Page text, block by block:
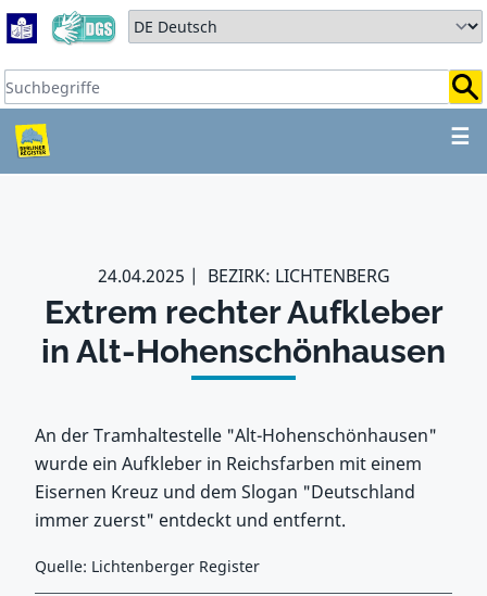
Zum Hauptbereich springen
Zum Hauptmenü springen
Sprache auswählen:
Suchbegriffe:
☰
ZUM HAUPTBEREICH
24.04.2025 BEZIRK: LICHTENBERG
Extrem rechter Aufkleber
in Alt-Hohenschönhausen
An der Tramhaltestelle "Alt-Hohenschönhausen"
wurde ein Aufkleber in Reichsfarben mit einem
Eisernen Kreuz und dem Slogan "Deutschland
immer zuerst" entdeckt und entfernt.
Quelle: Lichtenberger Register